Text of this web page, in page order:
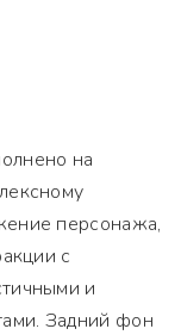
на
персонажа,
с
и
Задний фон